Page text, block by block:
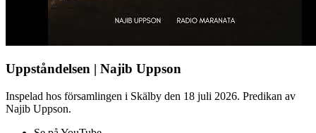
Uppståndelsen | Najib Uppson
Inspelad hos församlingen i Skälby den 18 juli 2026. Predikan av
Najib Uppson.